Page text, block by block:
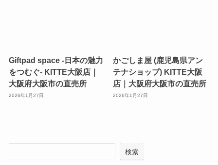
Giftpad space -日本の魅力
をつむぐ- KITTE大阪店｜
大阪府大阪市の直売所
2026年1月27日
かごしま屋 (鹿児島県アン
テナショップ) KITTE大阪
店｜大阪府大阪市の直売所
2026年1月27日
検索